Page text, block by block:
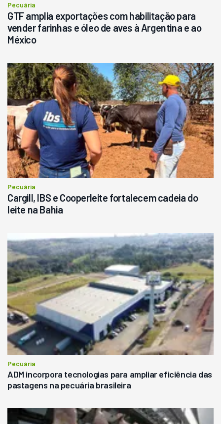
Pecuária
GTF amplia exportações com habilitação para
vender farinhas e óleo de aves à Argentina e ao
México
Pecuária
Cargill, IBS e Cooperleite fortalecem cadeia do
leite na Bahia
Pecuária
ADM incorpora tecnologias para ampliar eficiência das
pastagens na pecuária brasileira